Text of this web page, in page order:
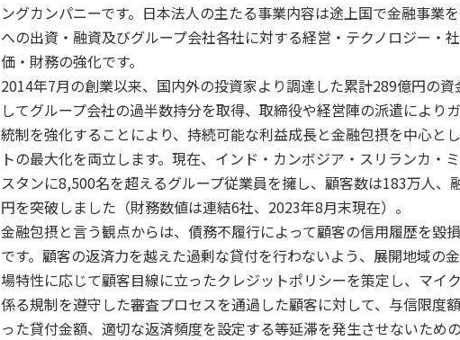
ングカンパニーです。日本法人の主たる事業内容は途上国で金融事業
への出資・融資及びグループ会社各社に対する経営・テクノロジー・
価・財務の強化です。
2014年7月の創業以来、国内外の投資家より調達した累計289億円の資
してグループ会社の過半数持分を取得、取締役や経営陣の派遣により
統制を強化することにより、持続可能な利益成長と金融包摂を中心と
トの最大化を両立します。現在、インド・カンボジア・スリランカ・
スタンに8,500名を超えるグループ従業員を擁し、顧客数は183万人、
円を突破しました（財務数値は連結6社、2023年8月末現在）。
金融包摂と言う観点からは、債務不履行によって顧客の信用履歴を毀
です。顧客の返済力を越えた過剰な貸付を行わないよう、展開地域の
場特性に応じて顧客目線に立ったクレジットポリシーを策定し、マイ
係る規制を遵守した審査プロセスを通過した顧客に対して、与信限度
った貸付金額、適切な返済頻度を設定する等延滞を発生させないため